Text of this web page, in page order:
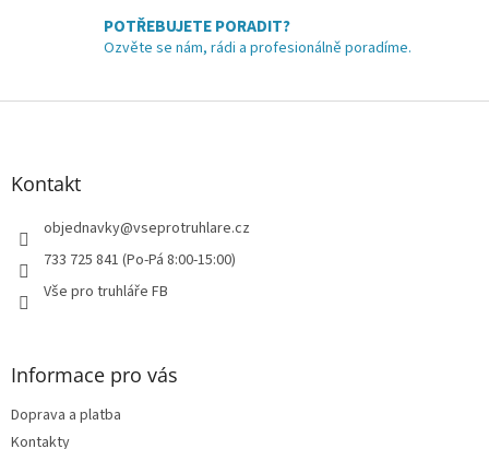
p
i
s
POTŘEBUJETE PORADIT?
Ozvěte se nám, rádi a profesionálně poradíme.
Z
Kontakt
objednavky@vseprotruhlare.cz
733 725 841 (Po-Pá 8:00-15:00)
Vše pro truhláře FB
Informace pro vás
Doprava a platba
Kontakty